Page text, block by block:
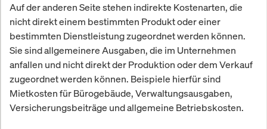
Auf der anderen Seite stehen indirekte Kostenarten, die
nicht direkt einem bestimmten Produkt oder einer
bestimmten Dienstleistung zugeordnet werden können.
Sie sind allgemeinere Ausgaben, die im Unternehmen
anfallen und nicht direkt der Produktion oder dem Verkauf
zugeordnet werden können. Beispiele hierfür sind
Mietkosten für Bürogebäude, Verwaltungsausgaben,
Versicherungsbeiträge und allgemeine Betriebskosten.